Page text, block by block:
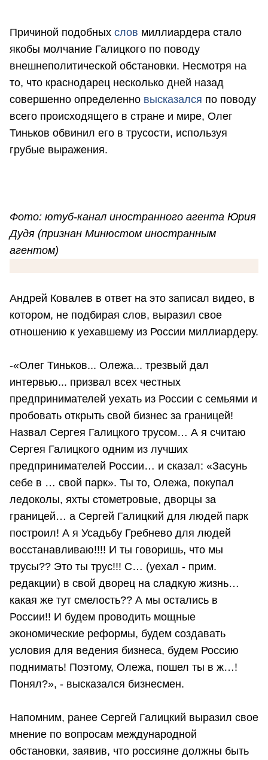
Причиной подобных слов миллиардера стало
якобы молчание Галицкого по поводу
внешнеполитической обстановки. Несмотря на
то, что краснодарец несколько дней назад
совершенно определенно высказался по поводу
всего происходящего в стране и мире, Олег
Тиньков обвинил его в трусости, используя
грубые выражения.
Фото: ютуб-канал иностранного агента Юрия
Дудя (признан Минюстом иностранным
агентом)
Андрей Ковалев в ответ на это записал видео, в
котором, не подбирая слов, выразил свое
отношению к уехавшему из России миллиардеру.
-«Олег Тиньков... Олежа... трезвый дал
интервью... призвал всех честных
предпринимателей уехать из России с семьями и
пробовать открыть свой бизнес за границей!
Назвал Сергея Галицкого трусом… А я считаю
Сергея Галицкого одним из лучших
предпринимателей России… и сказал: «Засунь
себе в … свой парк». Ты то, Олежа, покупал
ледоколы, яхты стометровые, дворцы за
границей… а Сергей Галицкий для людей парк
построил! А я Усадьбу Гребнево для людей
восстанавливаю!!!! И ты говоришь, что мы
трусы?? Это ты трус!!! С… (уехал - прим.
редакции) в свой дворец на сладкую жизнь…
какая же тут смелость?? А мы остались в
России!! И будем проводить мощные
экономические реформы, будем создавать
условия для ведения бизнеса, будем Россию
поднимать! Поэтому, Олежа, пошел ты в ж…!
Понял?», - высказался бизнесмен.
Напомним, ранее Сергей Галицкий выразил свое
мнение по вопросам международной
обстановки, заявив, что россияне должны быть